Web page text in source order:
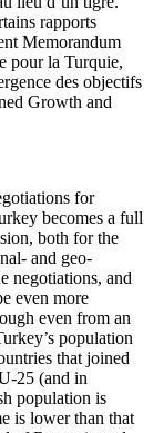
rapports
Memorandum
pour la Turquie,
des objectifs
Growth and
for
becomes a full
both for the
and geo-
negotiations, and
even more
even from an
population
that joined
25 (and in
population is
is lower than that